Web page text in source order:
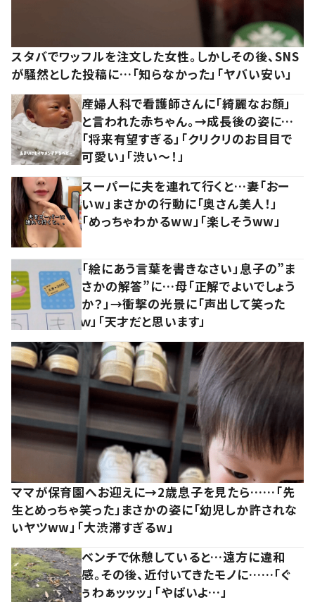
スタバでワッフルを注文した女性。しかしその後、SNS
が騒然とした投稿に…「知らなかった」「ヤバい安い」
産婦人科で看護師さんに「綺麗なお顔」
と言われた赤ちゃん。→成長後の姿に…
「将来有望すぎる」「クリクリのお目目で
可愛い」「渋い～！」
スーパーに夫を連れて行くと…妻「おー
いw」まさかの行動に「奥さん美人！」
「めっちゃわかるww」「楽しそうww」
「絵にあう言葉を書きなさい」息子の”ま
さかの解答”に…母「正解でよいでしょう
か？」→衝撃の光景に「声出して笑った
ｗ」「天才だと思います」
ママが保育園へお迎えに→2歳息子を見たら……「先
生とめっちゃ笑った」まさかの姿に「幼児しか許されな
いヤツww」「大渋滞すぎるw」
ベンチで休憩していると…遠方に違和
感。その後、近付いてきたモノに……「ぐ
ぅわぁッッッ」「やばいよ…」